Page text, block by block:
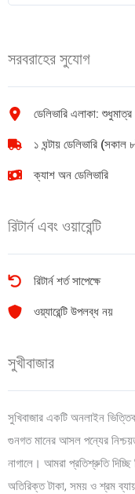
পেন্সিল
quantity
সরবরাহের সুযোগ
ডেলিভারি এলাকা:
১ ঘন্টায় ডেলিভারি (সকাল
ক্যাশ অন ডেলিভারি
রিটার্ন এবং ওয়ারেন্টি
রিটার্ন শর্ত সাপেক্ষে
ওয়্যারেন্টি উপলব্ধ নয়
সুখীবাজার
সুখিবাজার একটি অনলাইন
গুনগত মানের আসল পন্যের
নাগালে। আমরা প্রতিশ্রুতি
অতিরিক্ত টাকা, সময় ও শ্রম